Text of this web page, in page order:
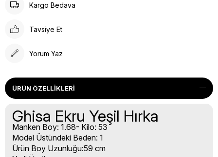
Kargo Bedava
Tavsiye Et
Yorum Yaz
ÜRÜN ÖZELLIKLERI
Ghisa Ekru Yeşil Hırka
Manken Boy: 1.68- Kilo: 53
Model Üstündeki Beden: 1
Ürün Boy Uzunluğu:59 cm